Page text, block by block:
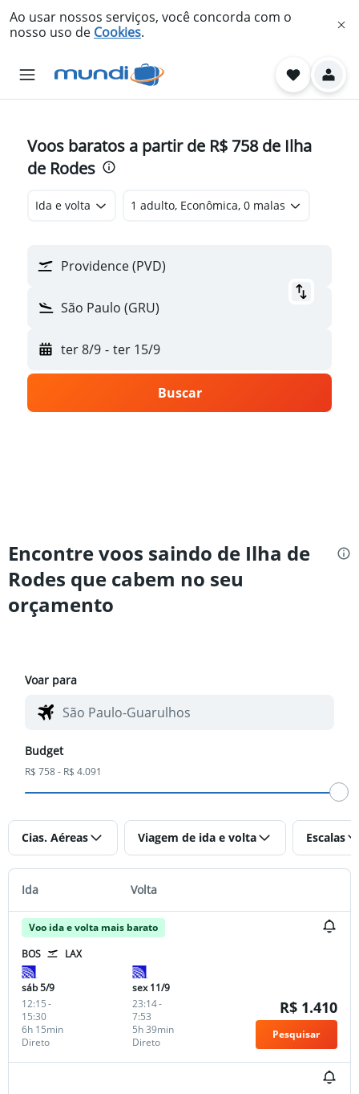
Ao usar nossos serviços, você concorda com o
nosso uso de Cookies.
Voos baratos a partir de R$ 758 de Ilha
de Rodes
Ida e volta 1 adulto, Econômica, 0 malas
Providence (PVD)
São Paulo (GRU)
ter 8/9 - ter 15/9
Buscar
Encontre voos saindo de Ilha de
Rodes que cabem no seu
orçamento
Voar para
Budget
R$ 758 - R$ 4.091
Cias. Aéreas Viagem de ida e volta Escalas
Ida Volta
Voo ida e volta mais barato
BOS
LAX
sáb 5/9
12:15-
15:30
Direto
6h 15min
sex 11/9
23:14-
7:53
Direto
5h 39min
R$ 1.410
Pesquisar